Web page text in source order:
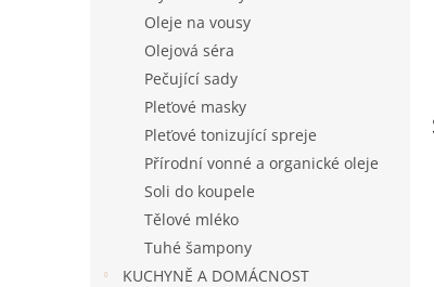
Oleje na vousy
Olejová séra
Pečující sady
Pleťové masky
Pleťové tonizující spreje
Přírodní vonné a organické oleje
Soli do koupele
Tělové mléko
Tuhé šampony
KUCHYNĚ A DOMÁCNOST